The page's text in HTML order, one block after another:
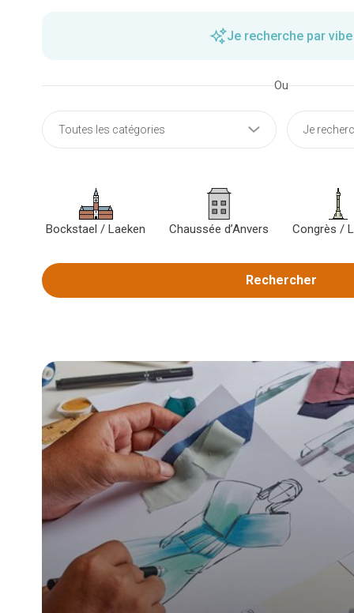
Je recherche par vibe
Ou
Bockstael / Laeken Chaussée d’Anvers Congrès /